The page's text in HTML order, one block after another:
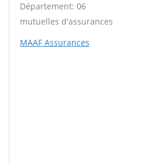
Département: 06
mutuelles d'assurances
MAAF Assurances